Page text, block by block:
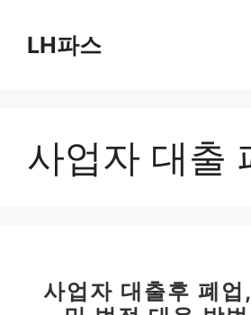
LH파스
사업자 대출
사업자 대출후 폐업